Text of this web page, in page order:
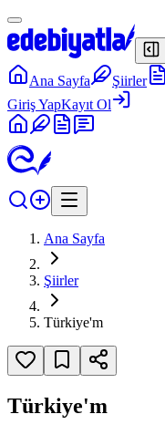
Ana Sayfa Şiirler
Giriş YapKayıt Ol
Ana Sayfa
Şiirler
Türkiye'm
Türkiye'm